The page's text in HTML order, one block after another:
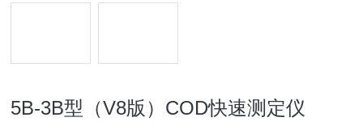
5B-3B型（V8版）COD快速测定仪